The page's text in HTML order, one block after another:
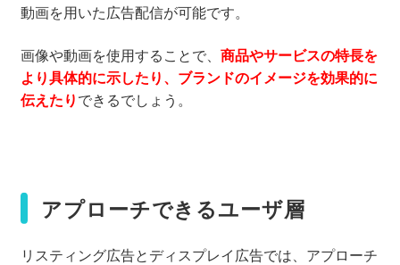
動画を用いた広告配信が可能です。
画像や動画を使用することで、 商品やサービスの特長を
より具体的に示したり、ブランドのイメージを効果的に
伝えたり できるでしょう。
アプローチできるユーザ層
リスティング広告とディスプレイ広告では、アプローチ